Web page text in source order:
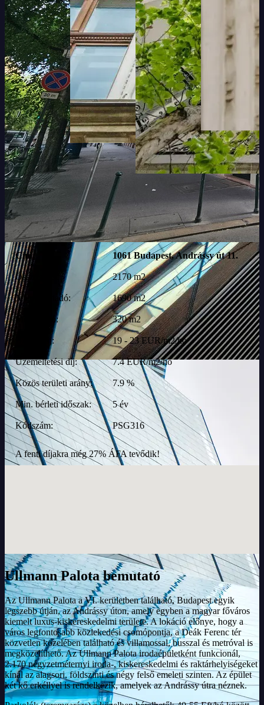
Cím: 1061 Budapest, Andrássy út 11.
Összterület: 2170 m2
Jelenleg kiadó: 1690 m2
Min. kiadó: 320 m2
Bérleti díj: 19 - 23 EUR/m2/hó
Üzemeltetési díj: 7.4 EUR/m2/hó
Közös területi arány: 7.9 %
Min. bérleti időszak: 5 év
Kódszám: PSG316
A fenti díjakra még 27% ÁFA tevődik!
Ullmann Palota bemutató
Az Ullmann Palota a VI. kerületben található, Budapest egyik
legszebb útján, az Andrássy úton, amely egyben a magyar főváros
kiemelt luxus-kiskereskedelmi területe. A lokáció előnye, hogy a
város legfontosabb közlekedési csomópontja, a Deák Ferenc tér
közvetlen közelében található és villamossal, busszal és metróval is
megközelíthető. Az Ullmann Palota irodaépületként funkcionál,
2.170 négyzetméternyi iroda-, kiskereskedelmi és raktárhelyiségeket
kínál az alagsori, földszinti és négy felső emeleti szinten. Az épület
két kő erkéllyel is rendelkezik, amelyek az Andrássy útra néznek.